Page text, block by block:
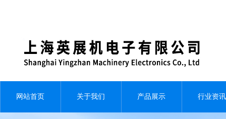
网站首页 关于我们 产品展示 行业资讯